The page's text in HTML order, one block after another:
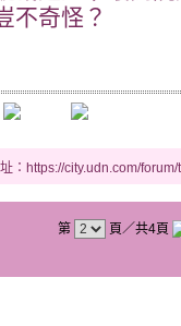
不奇怪？
：https://city.udn.com/
第 頁／共4頁